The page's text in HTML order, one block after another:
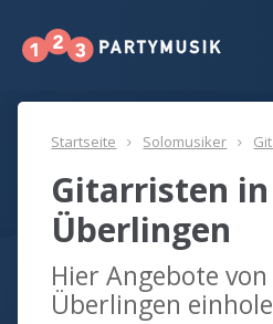
Startseite Solomusiker
Gitarristen
Überlingen
Hier Angebote
Überlingen